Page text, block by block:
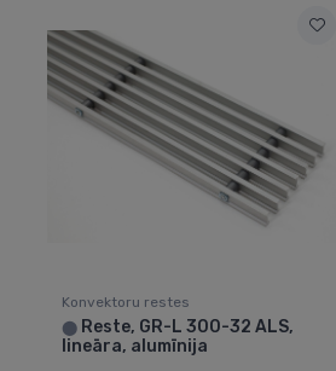
Konvektoru restes
⬤ Reste, GR-L 300-32 ALS,
lineāra, alumīnija